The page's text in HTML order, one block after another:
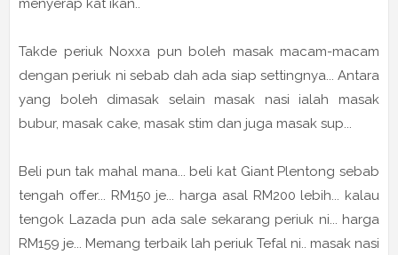
menyerap kat ikan..
Takde periuk Noxxa pun boleh masak macam-macam
dengan periuk ni sebab dah ada siap settingnya... Antara
yang boleh dimasak selain masak nasi ialah masak
bubur, masak cake, masak stim dan juga masak sup...
Beli pun tak mahal mana... beli kat Giant Plentong sebab
tengah offer... RM150 je... harga asal RM200 lebih... kalau
tengok Lazada pun ada sale sekarang periuk ni... harga
RM159 je... Memang terbaik lah periuk Tefal ni.. masak nasi